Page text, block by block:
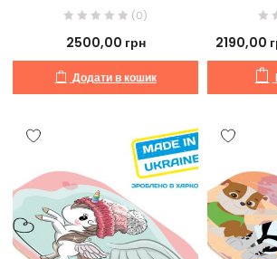
(0)
2500,00 грн
Додати в кошик
2190,00